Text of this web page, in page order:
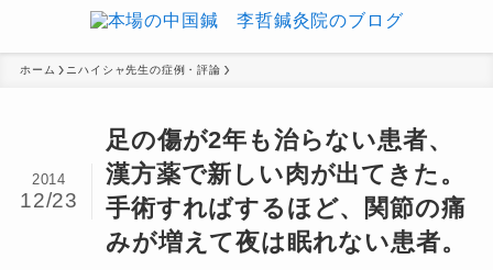
ホーム ニハイシャ先生の症例・評論
足の傷が2年も治らない患者、
漢方薬で新しい肉が出てきた。
手術すればするほど、関節の痛
みが増えて夜は眠れない患者。
2014
12/23